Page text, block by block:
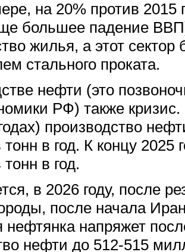
на 20% против 2015
большее падение
жилья, а этот
стального проката.
нефти (это
РФ) также
производство
в год. К концу 2025
в год.
в 2026 году, после
после начала
нефтянка напряжет
нефти до 512-515